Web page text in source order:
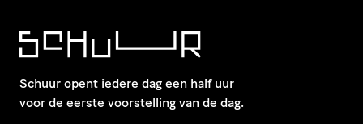
Schuur opent iedere dag een half uur
voor de eerste voorstelling van de dag.